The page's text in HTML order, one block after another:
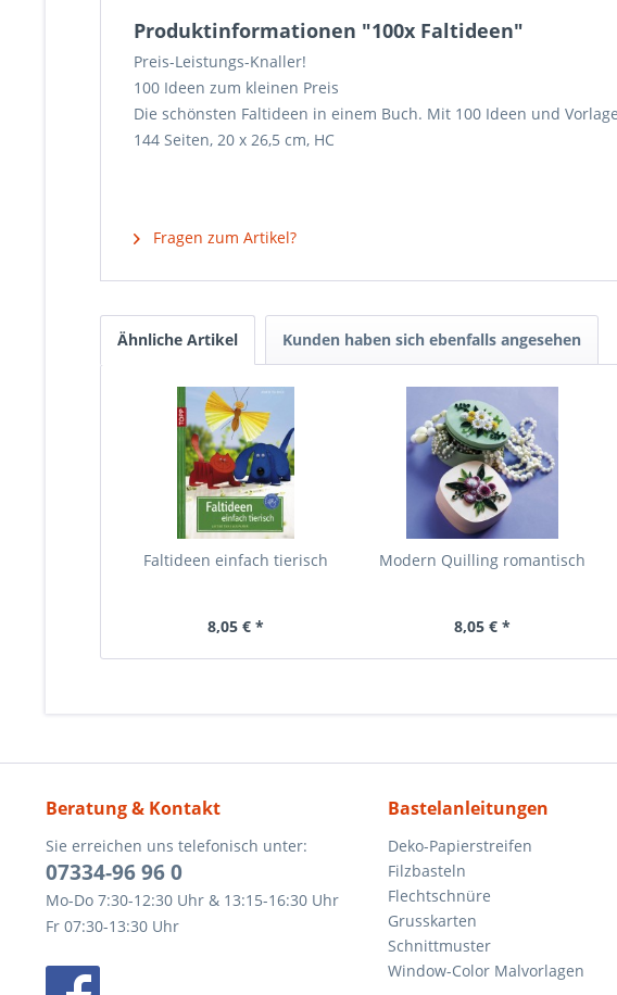
Produktinformationen "100x Faltideen"
Preis-Leistungs-Knaller!
100 Ideen zum kleinen Preis
Die schönsten Faltideen in einem Buch. Mit 100 Ideen und
144 Seiten, 20 x 26,5 cm, HC
Fragen zum Artikel?
Ähnliche Artikel Kunden haben sich ebenfalls angesehen
Faltideen einfach tierisch
8,05 € *
Modern Quilling romantisch
8,05 € *
Beratung & Kontakt
Sie erreichen uns telefonisch unter:
07334-96 96 0
Mo-Do 7:30-12:30 Uhr & 13:15-16:30 Uhr
Fr 07:30-13:30 Uhr
Bastelanleitungen
Deko-Papierstreifen
Filzbasteln
Flechtschnüre
Grusskarten
Schnittmuster
Window-Color Malvorlagen